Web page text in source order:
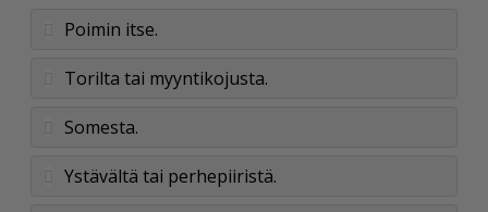
Poimin itse.
Torilta tai myyntikojusta.
Somesta.
Ystävältä tai perhepiiristä.